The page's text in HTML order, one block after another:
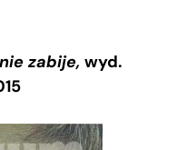
zabije, wyd.